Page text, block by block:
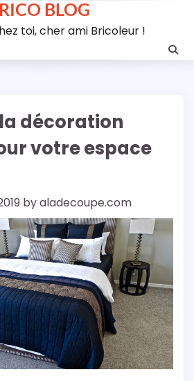
BLOG
toi, cher ami Bricoleur !
décoration
votre espace
byaladecoupe.com